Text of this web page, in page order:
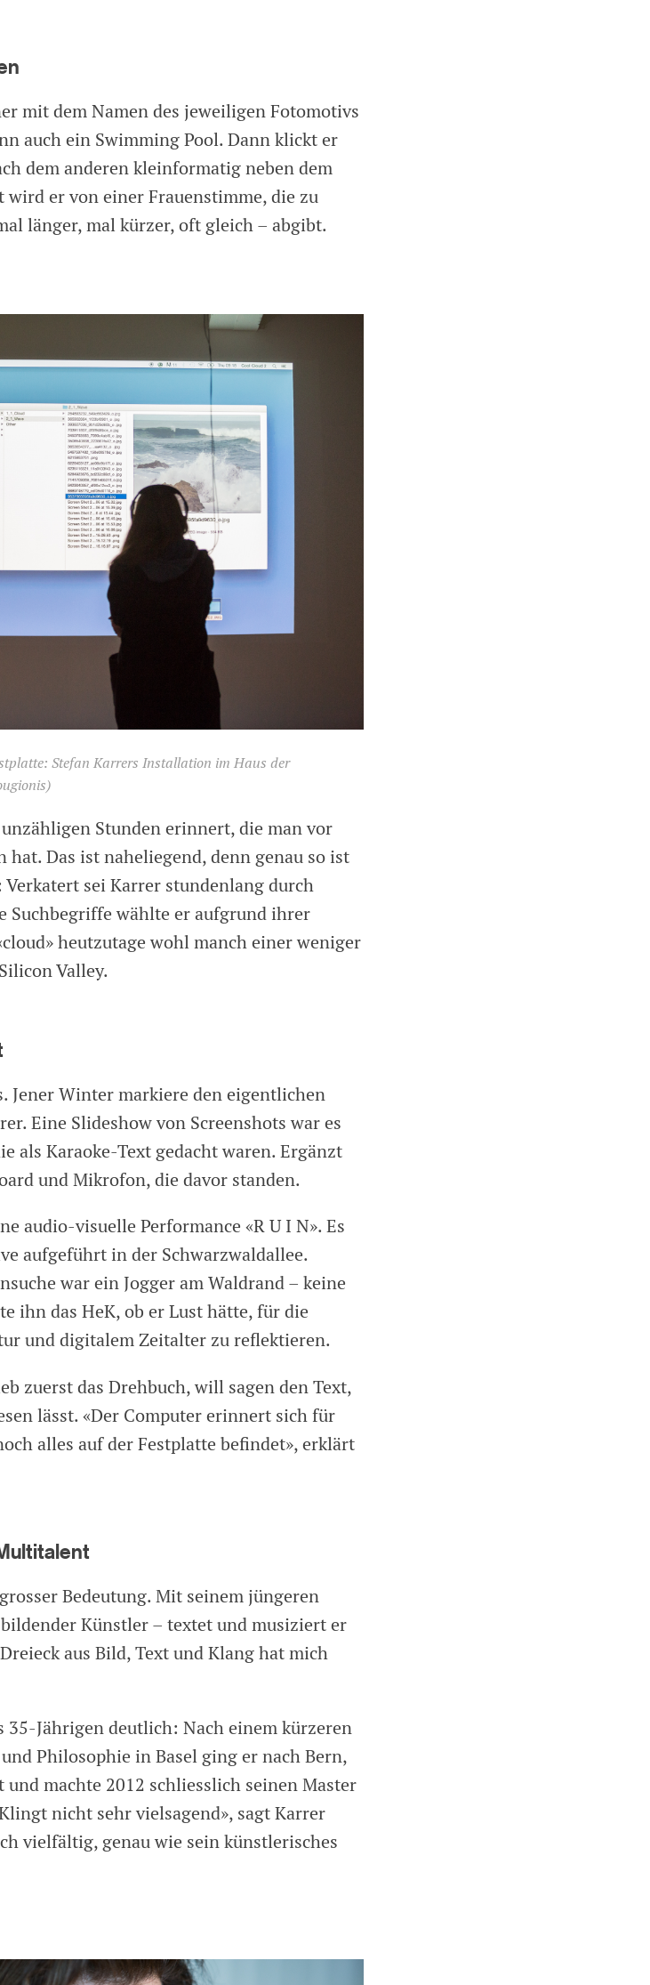
mit dem Namen des jeweiligen Fotomotivs
auch ein Swimming Pool. Dann klickt er
dem anderen kleinformatig neben dem
wird er von einer Frauenstimme, die zu
länger, mal kürzer, oft gleich – abgibt.
Stefan Karrers Installation im Haus der
Stunden erinnert, die man vor
hat. Das ist naheliegend, denn genau so ist
sei Karrer stundenlang durch
Suchbegriffe wählte er aufgrund ihrer
heutzutage wohl manch einer weniger
Valley.
Jener Winter markiere den eigentlichen
Eine Slideshow von Screenshots war es
als Karaoke-Text gedacht waren. Ergänzt
und Mikrofon, die davor standen.
audio-visuelle Performance «R U I N». Es
aufgeführt in der Schwarzwaldallee.
war ein Jogger am Waldrand – keine
ihn das HeK, ob er Lust hätte, für die
und digitalem Zeitalter zu reflektieren.
zuerst das Drehbuch, will sagen den Text,
lässt. «Der Computer erinnert sich für
alles auf der Festplatte befindet», erklärt
Bedeutung. Mit seinem jüngeren
Künstler – textet und musiziert er
aus Bild, Text und Klang hat mich
35-Jährigen deutlich: Nach einem kürzeren
Philosophie in Basel ging er nach Bern,
machte 2012 schliesslich seinen Master
nicht sehr vielsagend», sagt Karrer
vielfältig, genau wie sein künstlerisches